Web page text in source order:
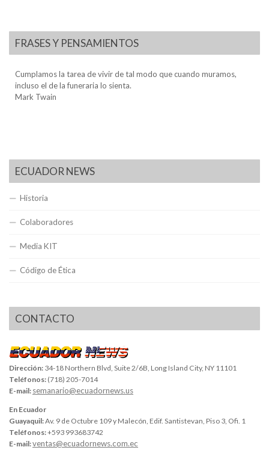
FRASES Y PENSAMIENTOS
Cumplamos la tarea de vivir de tal modo que cuando muramos,
incluso el de la funeraria lo sienta.
Mark Twain
ECUADOR NEWS
Historia
Colaboradores
Media KIT
Código de Ética
CONTACTO
Dirección: 34-18 Northern Blvd, Suite 2/6B, Long Island City, NY 11101
Teléfonos: (718) 205-7014
E-mail: semanario@ecuadornews.us
En Ecuador
Guayaquil:Av. 9 de Octubre 109 y Malecón, Edif. Santistevan, Piso 3, Ofi. 1
Teléfonos:+593 993683742
E-mail:ventas@ecuadornews.com.ec